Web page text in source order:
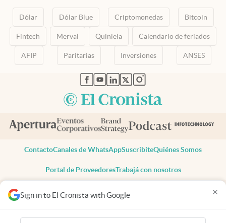
Sign in to El Cronista with Google ×
Dólar Dólar Blue Criptomonedas Bitcoin
Fintech Merval Quiniela Calendario de feriados
AFIP Paritarias Inversiones ANSES
abre en nueva pestaña
abre en nueva pestaña
abre en nueva pestaña
abre en nueva pestaña
abre en nueva pestaña
ContactoCanales de WhatsAppSuscribiteQuiénes Somos
Portal de ProveedoresTrabajá con nosotros
Todos los derechos reservados
Privacidad